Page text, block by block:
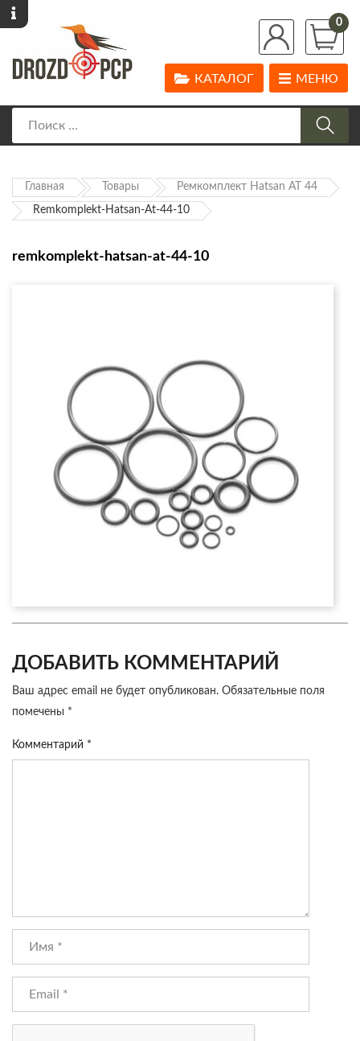
0
МЕНЮ
КАТАЛОГ
Главная Товары Ремкомплект Hatsan AT 44
Remkomplekt-Hatsan-At-44-10
remkomplekt-hatsan-at-44-10
ДОБАВИТЬ КОММЕНТАРИЙ
Ваш адрес email не будет опубликован. Обязательные поля
помечены *
Комментарий *